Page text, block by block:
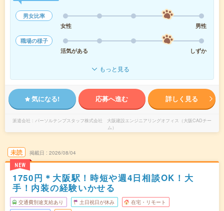
男女比率
女性
男性
職場の様子
活気がある
しずか
もっと見る
気になる! 応募へ進む 詳しく見る
派遣会社
パーソルテンプスタッフ株式会社 大阪建設エンジニアリングオフィス（大阪CADチー
ム）
未読
NEW
掲載日 2026/08/04
1750円＊大阪駅！時短や週4日相談OK！大
手！内装の経験いかせる
交通費別途支給あり 土日祝日が休み 在宅・リモート